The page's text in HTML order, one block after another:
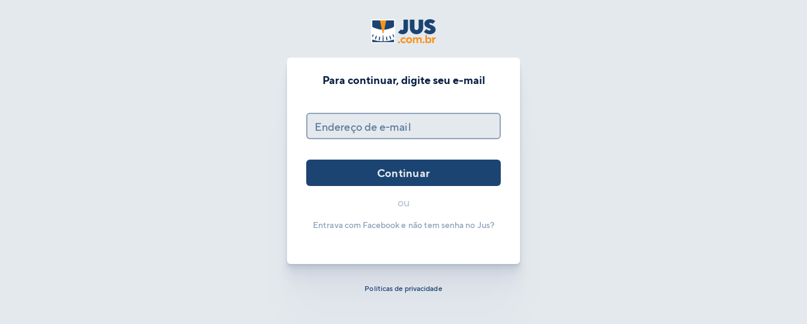
Para continuar, digite seu e-mail
Endereço de e-mail
Continuar
ou
Entrava com Facebook e não tem senha no Jus?
Políticas de privacidade